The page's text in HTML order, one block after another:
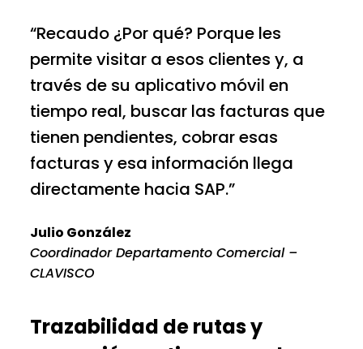
“Recaudo ¿Por qué? Porque les
permite visitar a esos clientes y, a
través de su aplicativo móvil en
tiempo real, buscar las facturas que
tienen pendientes, cobrar esas
facturas y esa información llega
directamente hacia SAP.”
Julio González
Coordinador Departamento Comercial –
CLAVISCO
Trazabilidad de rutas y